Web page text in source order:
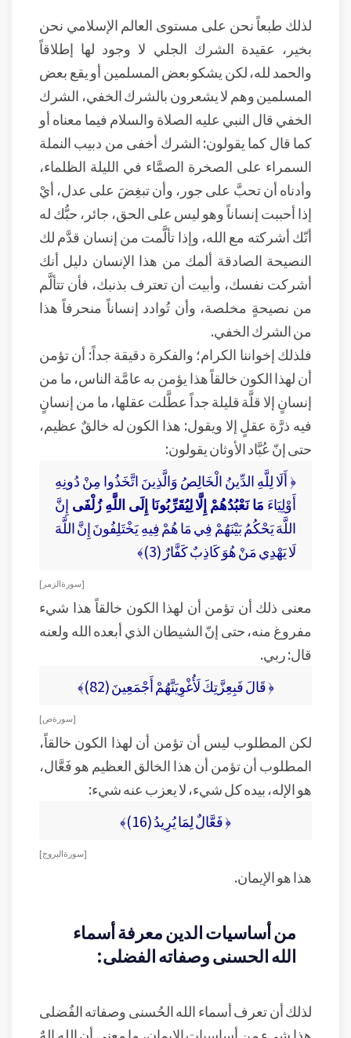
لذلك طبعاً نحن على مستوى العالم الإسلامي نحن
بخير، عقيدة الشرك الجلي لا وجود لها إطلاقاً
والحمد لله، لكن يشكو بعض المسلمين أو يقع بعض
المسلمين وهم لا يشعرون بالشرك الخفي، الشرك
الخفي قال النبي عليه الصلاة والسلام فيما معناه أو
كما قال كما يقولون: الشرك أخفى من دبيب النملة
السمراء على الصخرة الصمَّاء في الليلة الظلماء،
وأدناه أن تحبَّ على جور، وأن تبغِضَ على عدل، أيْ
إذا أحببت إنساناً وهو ليس على الحق، جائر، حبُّك له
أنّك أشركته مع الله، وإذا تألَّمت من إنسان قدَّم لك
النصيحة الصادقة ألمك من هذا الإنسان دليل أنك
أشركت نفسك، وأبيت أن تعترف بذنبك، فأن تتألَّم
من نصيحةٍ مخلصة، وأن تُوادد إنساناً منحرفاً هذا
من الشرك الخفي.
فلذلك إخواننا الكرام؛ والفكرة دقيقة جداً: أن تؤمن
أن لهذا الكون خالقاً هذا يؤمن به عامَّة الناس، ما من
إنسانٍ إلا قلَّة قليلة جداً عطَّلت عقلها، ما من إنسانٍ
فيه ذرَّة عقلٍ إلا ويقول: هذا الكون له خالقٌ عظيم،
حتى إنّ عُبَّاد الأوثان يقولون:
﴿ أَلَا لِلَّهِ الدِّينُ الْخَالِصُ وَالَّذِينَ اتَّخَذُوا مِنْ دُونِهِ
أَوْلِيَاءَ مَا نَعْبُدُهُمْ إِلَّا لِيُقَرِّبُونَا إِلَى اللَّهِ زُلْفَى إِنَّ
اللَّهَ يَحْكُمُ بَيْنَهُمْ فِي مَا هُمْ فِيهِ يَخْتَلِفُونَ إِنَّ اللَّهَ
لَا يَهْدِي مَنْ هُوَ كَاذِبٌ كَفَّارٌ (3)﴾
[ سورة الزمر ]
معنى ذلك أن تؤمن أن لهذا الكون خالقاً هذا شيء
مفروغ منه، حتى إنّ الشيطان الذي أبعده الله ولعنه
قال: ربي.
﴿ قَالَ فَبِعِزَّتِكَ لَأُغْوِيَنَّهُمْ أَجْمَعِينَ (82)﴾
[ سورة ص ]
لكن المطلوب ليس أن تؤمن أن لهذا الكون خالقاً،
المطلوب أن تؤمن أن هذا الخالق العظيم هو فَعَّال،
هو الإله، بيده كل شيء، لا يعزب عنه شيء:
﴿ فَعَّالٌ لِمَا يُرِيدُ (16)﴾
[ سورة البروج ]
هذا هو الإيمان.
من أساسيات الدين معرفة أسماء
الله الحسنى وصفاته الفضلى:
لذلك أن تعرف أسماء الله الحُسنى وصفاته الفُضلى